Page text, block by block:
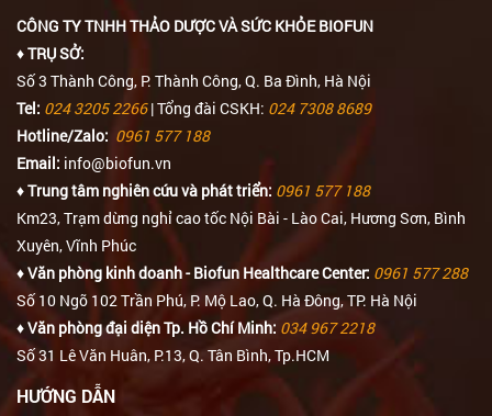
CÔNG TY TNHH THẢO DƯỢC VÀ SỨC KHỎE BIOFUN
♦ TRỤ SỞ:
Số 3 Thành Công, P. Thành Công, Q. Ba Đình, Hà Nội
Tel: 024 3205 2266| Tổng đài CSKH: 024 7308 8689
Hotline/Zalo: 0961 577 188
Email: info@biofun.vn
♦ Trung tâm nghiên cứu và phát triển: 0961 577 188
Km23, Trạm dừng nghỉ cao tốc Nội Bài - Lào Cai, Hương Sơn, Bình
Xuyên, Vĩnh Phúc
♦ Văn phòng kinh doanh - Biofun Healthcare Center: 0961 577 288
Số 10 Ngõ 102 Trần Phú, P. Mộ Lao, Q. Hà Đông, TP. Hà Nội
♦ Văn phòng đại diện Tp. Hồ Chí Minh: 034 967 2218
Số 31 Lê Văn Huân, P.13, Q. Tân Bình, Tp.HCM
HƯỚNG DẪN